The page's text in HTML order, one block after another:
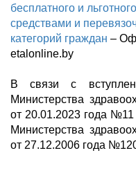
бесплатного и
средствами и
категорий граждан –
etalonline.by
В связи с
Министерства
от 20.01.2023 года
Министерства
от 27.12.2006 года